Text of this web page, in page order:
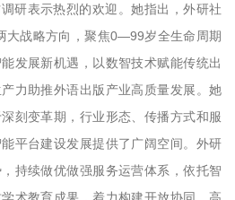
研表示热烈的欢迎。她指出，外研社
大战略方向，聚焦0—99岁全生命周期
发展新机遇，以数智技术赋能传统出
力助推外语出版产业高质量发展。她
刻变革期，行业形态、传播方式和服
平台建设发展提供了广阔空间。外研
持续做优做强服务运营体系，依托智
术教育成果，着力构建开放协同、高